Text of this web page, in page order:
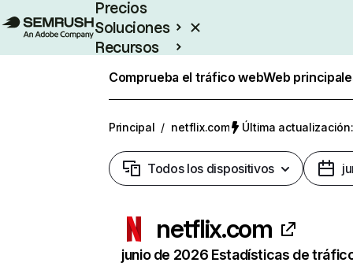
Precios
Soluciones
Recursos
Comprueba el tráfico webWeb
Principal / netflix.com Última
Todos los dispositivos
netflix.com
junio de 2026 Estadísticas de